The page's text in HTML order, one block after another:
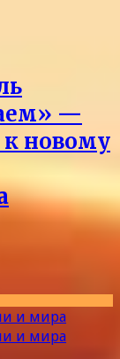
—
к новому